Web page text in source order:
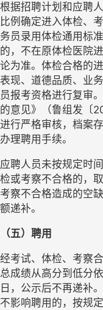
根据招聘计划和应聘
比例确定进入体检、
务员录用体检通用标
的，不在原体检医院
论为准。体检合格的
表现、道德品质、业
员报考资格进行复审
的意见》（鲁组发〔
进行严格审核，档案
办理聘用手续。
应聘人员未按规定时
检或考察不合格的，
考察不合格造成的空
额递补。
（五）聘用
经考试、体检、考察
总成绩从高分到低分
日，公示后不再递补
不影响聘用的，按规